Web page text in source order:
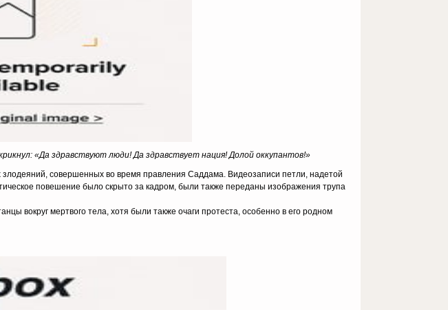
«Да здравствуют люди! Да здравствует нация! Долой оккупантов!»
совершенных во время правления Саддама. Видеозаписи петли, надетой
повешение было скрыто за кадром, были также переданы изображения трупа
вокруг мертвого тела, хотя были также очаги протеста, особенно в его родном